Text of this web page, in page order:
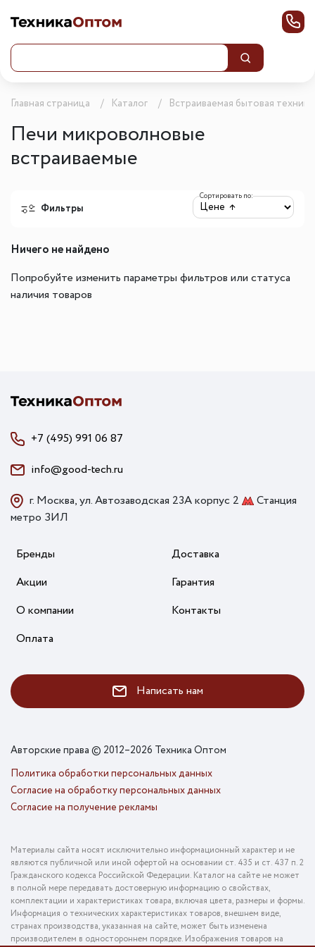
Главная страница Каталог Встраиваемая бытовая техника
Печи микроволновые
встраиваемые
Фильтры
Сортировать по:
Ничего не найдено
Попробуйте изменить параметры фильтров или статуса
наличия товаров
+7 (495) 991 06 87
info@good-tech.ru
г. Москва, ул. Автозаводская 23А корпус 2
Станция
метро ЗИЛ
Бренды
Акции
О компании
Оплата
Доставка
Гарантия
Контакты
Написать нам
Авторские права © 2012–2026 Техника Оптом
Политика обработки персональных данных
Согласие на обработку персональных данных
Согласие на получение рекламы
Материалы сайта носят исключительно информационный характер и не
являются публичной или иной офертой на основании ст. 435 и ст. 437 п. 2
Гражданского кодекса Российской Федерации. Каталог на сайте не может
в полной мере передавать достоверную информацию о свойствах,
комплектации и характеристиках товара, включая цвета, размеры и формы.
Информация о технических характеристиках товаров, внешнем виде,
странах производства, указанная на сайте, может быть изменена
производителем в одностороннем порядке. Изображения товаров на